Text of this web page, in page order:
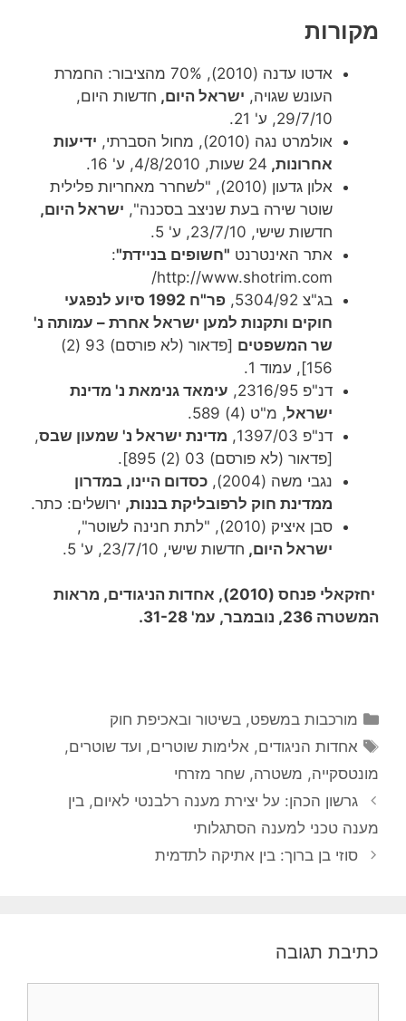
מקורות
אדטו עדנה (2010), 70% מהציבור: החמרת
העונש שגויה, ישראל היום, חדשות היום,
29/7/10, ע' 21.
אולמרט נגה (2010), מחול הסברתי,
ידיעות
אחרונות, 24 שעות, 4/8/2010, ע' 16.
אלון גדעון (2010), "לשחרר מאחריות פלילית
שוטר שירה בעת שניצב בסכנה", ישראל היום,
חדשות שישי, 23/7/10, ע' 5.
אתר האינטרנט "חשופים בניידת":
http://www.shotrim.com/
בג"צ 5304/92,
פר"ח 1992 סיוע לנפגעי
חוקים ותקנות למען ישראל אחרת – עמותה נ'
שר המשפטים
[פדאור (לא פורסם) 93 (2)
156], עמוד 1.
דנ"פ 2316/95,
עימאד גנימאת נ' מדינת
ישראל, מ"ט (4) 589.
דנ"פ 1397/03,
מדינת ישראל נ' שמעון שבס,
[פדאור (לא פורסם) 03 (2) 895].
נגבי משה (2004),
כסדום היינו, במדרון
ממדינת חוק לרפובליקת בננות, ירושלים: כתר.
סבן איציק (2010), "לתת חנינה לשוטר",
ישראל היום, חדשות שישי, 23/7/10, ע' 5.
יחזקאלי פנחס (2010), אחדות הניגודים, מראות
המשטרה 236, נובמבר, עמ' 31-28.
קטגוריות
מורכבות במשפט, בשיטור ובאכיפת חוק
תגיות
אחדות הניגודים, אלימות שוטרים, ועד שוטרים,
מונטסקייה, משטרה, שחר מזרחי
גרשון הכהן: על יצירת מענה רלבנטי לאיום, בין
מענה טכני למענה הסתגלותי
סוזי בן ברוך: בין אתיקה לתדמית
כתיבת תגובה